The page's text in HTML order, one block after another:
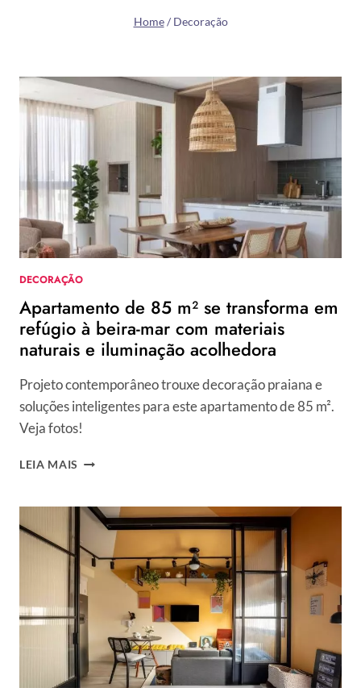
Home / Decoração
DECORAÇÃO
Apartamento de 85 m² se transforma em
refúgio à beira-mar com materiais
naturais e iluminação acolhedora
Projeto contemporâneo trouxe decoração praiana e
soluções inteligentes para este apartamento de 85 m².
Veja fotos!
LEIA MAIS APARTAMENTO
M²
TRANSFORMA
EM
REFÚGIO
À
BEIRA-
MAR
COM
MATERIAIS
NATURAIS